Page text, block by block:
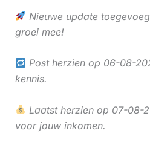
Nieuwe update
groei mee!
Post herzien op 06-08-
kennis.
Laatst herzien op 07-08-
voor jouw inkomen.